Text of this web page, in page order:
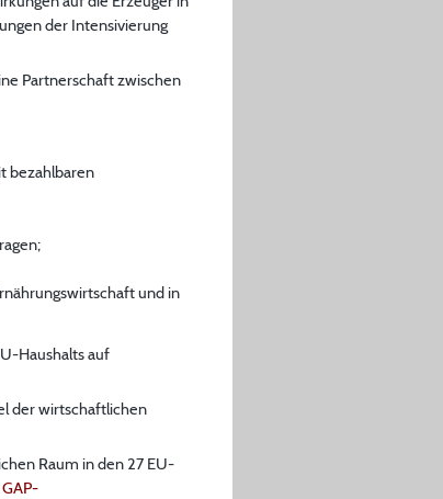
der Intensivierung
Partnerschaft zwischen
bezahlbaren
und in
Haushalts auf
der wirtschaftlichen
Raum in den 27 EU-
GAP-